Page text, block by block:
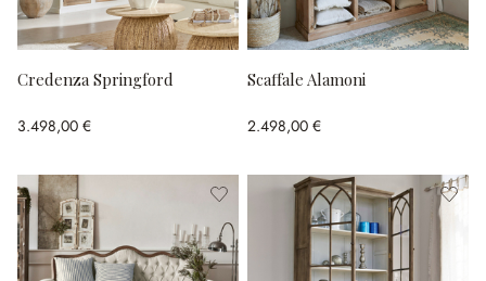
Credenza Springford
3.498,00 €
Scaffale Alamoni
2.498,00 €